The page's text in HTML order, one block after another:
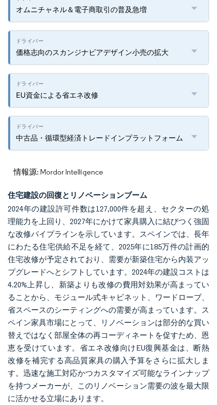
オムニチャネル＆電子商取引の普及急増
価格志向のスカンジナビアデザイン小売の拡大
EU資金による省エネ改修
中古品・循環型経済トレードインプラットフォーム
情報源: Mordor Intelligence
住宅建設の回復とリノベーションブーム
2024年の建設許可件数は127,000件を超え、セクターの処
理能力を上回り、2027年にかけて家具購入に結びつく強固
な改修パイプラインを示しています。スペインでは、長年
にわたる住宅供給不足を経て、2025年に185万件の計画的
住宅改修が予定されており、需要が新築住宅から内装アッ
プグレードへとシフトしています。2024年の建設コストは
4.20%上昇し、新築よりも改修の費用対効果が高まってい
ることから、モジュール式キャビネット、ワードローブ、
省スペースのシーティングへの需要が高まっています。ス
ペイン家具市場にとって、リノベーションは部分的な買い
替えではなく部屋全体の再コーディネートを促すため、恩
恵を受けています。省エネ改修向けEU復興基金は、断熱
改修を補完する高品質家具の購入予算をさらに拡大しま
す。迅速な施工対応かつカスタマイズ可能なラインナップ
を持つメーカーが、このリノベーション需要の波を最大限
に活かせる立場にあります。